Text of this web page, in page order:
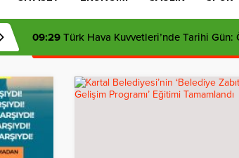
09:29 Türk Hava Kuvvetleri’nde Tarihi Gün: